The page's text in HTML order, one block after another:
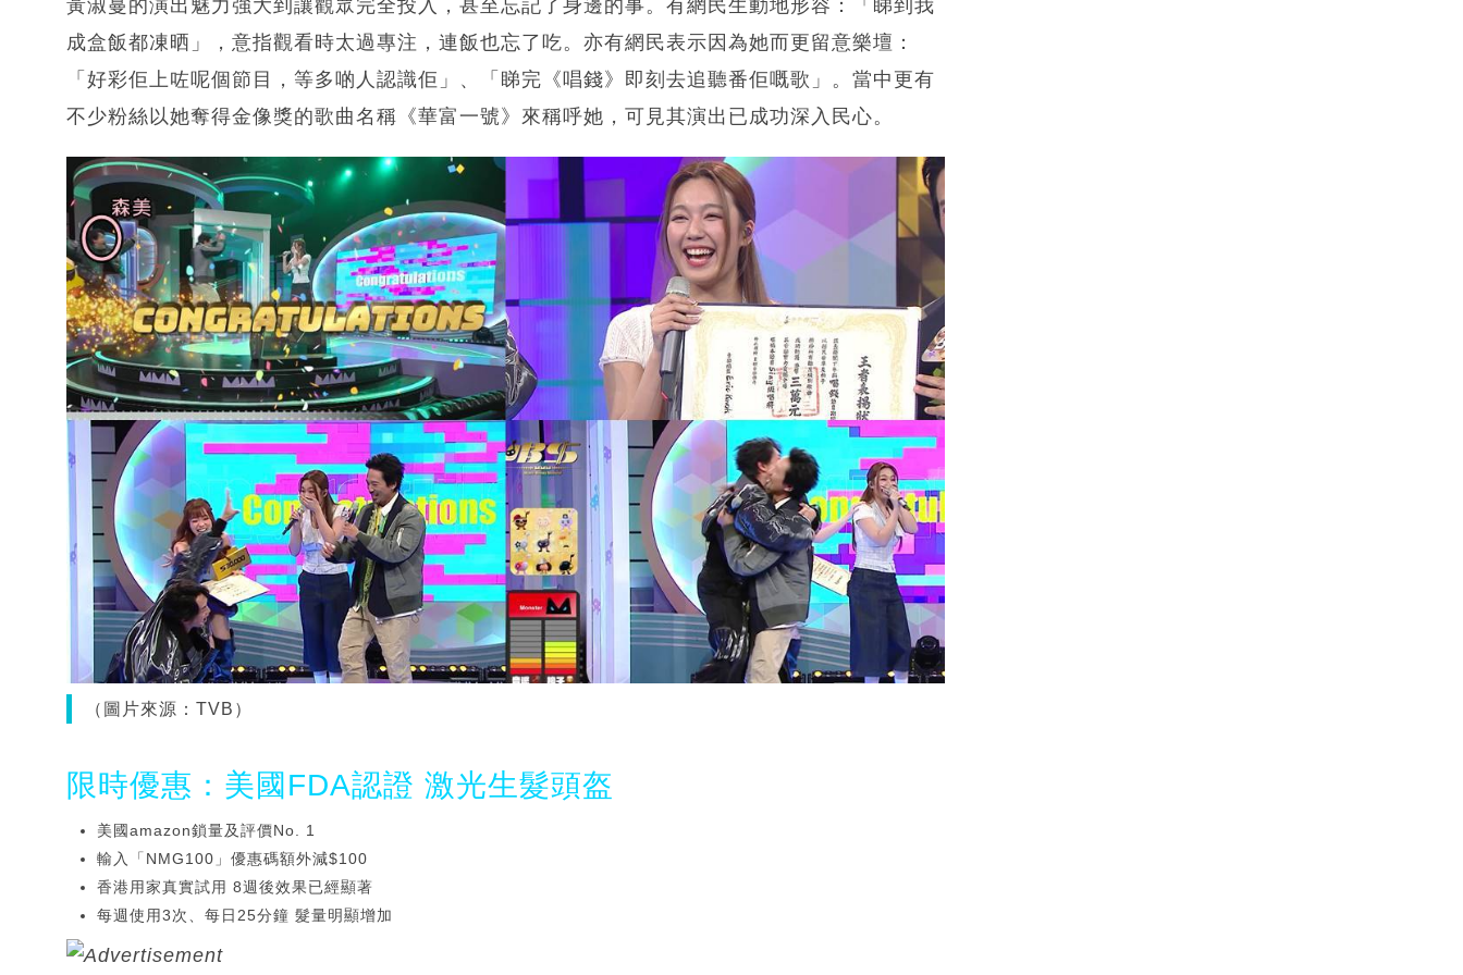
黃淑蔓的演出魅力強大到讓觀眾完全投入，甚至忘記了身邊的事。有網民生動地形容：「睇到我
成盒飯都凍晒」，意指觀看時太過專注，連飯也忘了吃。亦有網民表示因為她而更留意樂壇：
「好彩佢上咗呢個節目，等多啲人認識佢」、「睇完《唱錢》即刻去追聽番佢嘅歌」。當中更有
不少粉絲以她奪得金像獎的歌曲名稱《華富一號》來稱呼她，可見其演出已成功深入民心。
（圖片來源：TVB）
限時優惠：美國FDA認證 激光生髮頭盔
美國amazon鎖量及評價No. 1
輸入「NMG100」優惠碼額外減$100
香港用家真實試用 8週後效果已經顯著
每週使用3次、每日25分鐘 髮量明顯增加